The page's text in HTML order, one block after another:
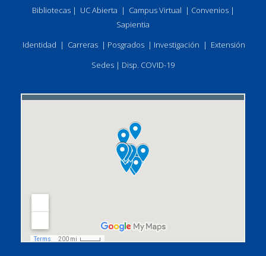
Bibliotecas| UC Abierta | Campus Virtual | Convenios|
Sapientia
Identidad | Carreras | Posgrados | Investigación | Extensión
Sedes | Disp. COVID-19